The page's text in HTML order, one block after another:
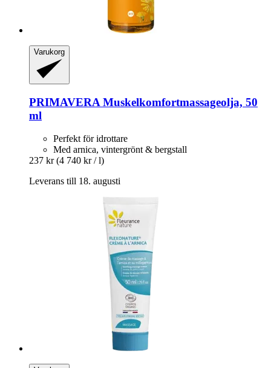
Varukorg
PRIMAVERA Muskelkomfortmassageolja, 50
ml
Perfekt för idrottare
Med arnica, vintergrönt & bergstall
237 kr (4 740 kr / l)
Leverans till 18. augusti